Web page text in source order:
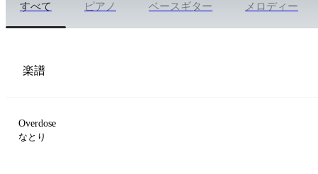
すべて ピアノ ベースギター メロディー
楽譜
Overdose
なとり